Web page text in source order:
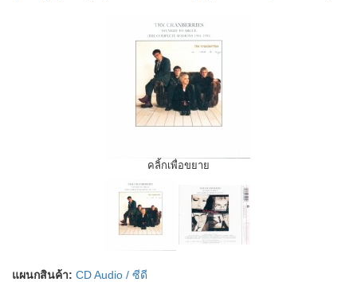
คลิ้กเพื่อขยาย
แผนกสินค้า: CD Audio / ซีดี